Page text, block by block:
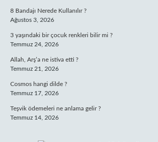
8 Bandajı Nerede Kullanılır ?
Ağustos 3, 2026
3 yaşındaki bir çocuk renkleri bilir mi ?
Temmuz 24, 2026
Allah, Arş’a ne istiva etti ?
Temmuz 21, 2026
Cosmos hangi dilde ?
Temmuz 17, 2026
Teşvik ödemeleri ne anlama gelir ?
Temmuz 14, 2026